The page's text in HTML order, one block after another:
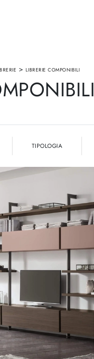
> LIBRERIE COMPONIBILI
TIPOLOGIA